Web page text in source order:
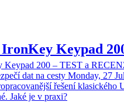
Keypad
Keypad 200 – TEST a
dat na cesty Monday, 27
řešení klasického
Jaké je v praxi?